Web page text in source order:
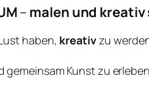
– malen und kreativ
haben, kreativzu
gemeinsam Kunst zu